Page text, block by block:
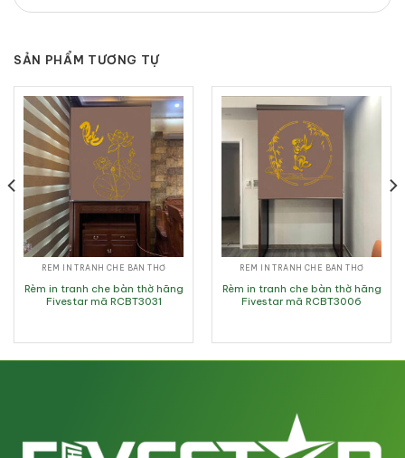
SẢN PHẨM TƯƠNG TỰ
RÈM IN TRANH CHE BÀN THỜ
Rèm in tranh che bàn thờ hãng
Fivestar mã RCBT3031
RÈM IN TRANH CHE BÀN THỜ
Rèm in tranh che bàn thờ hãng
Fivestar mã RCBT3006